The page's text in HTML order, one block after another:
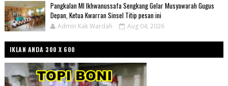
Pangkalan MI Ikhwanussafa Sengkang Gelar Musyawarah Gugus
Depan, Ketua Kwarran Sinsel Titip pesan ini
Admin Kak Wardah Aug 04, 2026
IKLAN ANDA 300 X 600